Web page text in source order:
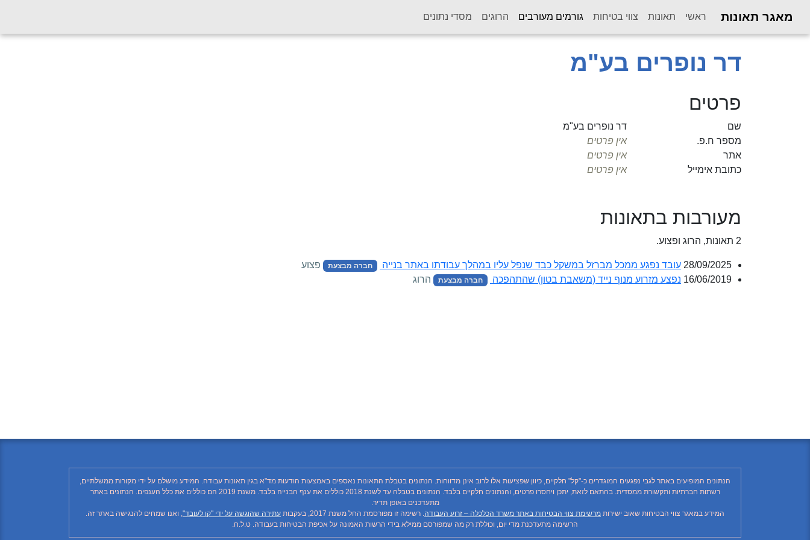
מאגר תאונות ראשי תאונות צווי בטיחות גורמים מעורבים הרוגים מסדי נתונים
דר נופרים בע"מ
פרטים
שם
דר נופרים בע"מ
מספר ח.פ.
אין פרטים
אתר
אין פרטים
כתובת אימייל
אין פרטים
מעורבות בתאונות
2 תאונות, הרוג ופצוע.
28/09/2025 עובד נפגע ממכל מברזל במשקל כבד שנפל עליו במהלך עבודתו באתר בנייה חברה מבצעת
פצוע
16/06/2019 נפצע מזרוע מנוף נייד (משאבת בטון) שהתהפכה חברה מבצעת הרוג
הנתונים המופיעים באתר לגבי נפגעים המוגדרים כ-"קל" חלקיים, כיוון שפציעות אלו לרוב אינן מדווחות. הנתונים בטבלת התאונות נאספים באמצעות הודעות מד"א בגין תאונות עבודה. המידע מושלם על ידי מקורות ממשלתיים,
רשתות חברתיות ותקשורת ממסדית. בהתאם לזאת, יתכן ויחסרו פרטים, והנתונים חלקיים בלבד. הנתונים בטבלה עד לשנת 2018 כוללים את ענף הבנייה בלבד. משנת 2019 הם כוללים את כלל הענפים. הנתונים באתר
מתעדכנים באופן תדיר.
המידע במאגר צווי הבטיחות שאוב ישירות מרשימת צווי הבטיחות באתר משרד הכלכלה – זרוע העבודה. רשימה זו מפורסמת החל משנת 2017, בעקבות עתירה שהוגשה על ידי "קו לעובד", ואנו שמחים להנגישה באתר זה.
הרשימה מתעדכנת מדי יום, וכוללת רק מה שמפורסם ממילא בידי הרשות האמונה על אכיפת הבטיחות בעבודה. ט.ל.ח.